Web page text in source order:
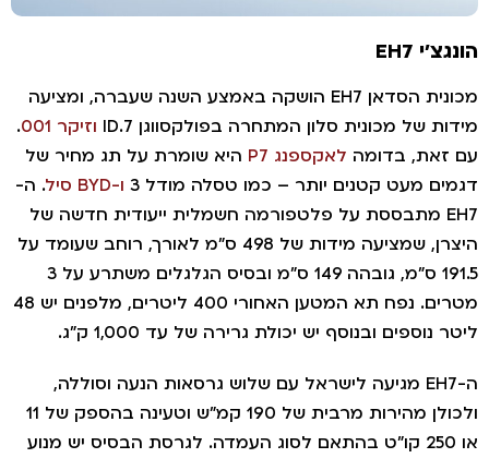
הונגצ'י EH7
מכונית הסדאן EH7 הושקה באמצע השנה שעברה, ומציעה
מידות של מכונית סלון המתחרה בפולקסווגן ID.7
וזיקר 001
.
עם זאת, בדומהלאקספנג P7
היא שומרת על תג מחיר של
דגמים מעט קטנים יותר – כמו טסלה מודל 3
ו-BYD סיל
. ה-
EH7 מתבססת על פלטפורמה חשמלית ייעודית חדשה של
היצרן, שמציעה מידות של 498 ס"מ לאורך, רוחב שעומד על
191.5 ס"מ, גובהה 149 ס"מ ובסיס הגלגלים משתרע על 3
מטרים. נפח תא המטען האחורי 400 ליטרים, מלפנים יש 48
ליטר נוספים ובנוסף יש יכולת גרירה של עד 1,000 ק"ג.
ה-EH7 מגיעה לישראל עם שלוש גרסאות הנעה וסוללה,
ולכולן מהירות מרבית של 190 קמ"ש וטעינה בהספק של 11
או 250 קו"ט בהתאם לסוג העמדה. לגרסת הבסיס יש מנוע